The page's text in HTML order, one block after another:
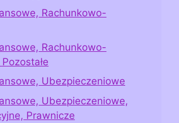
Rachunkowo-
Rachunkowo-
Ubezpieczeniowe
Ubezpieczeniowe,
Prawnicze